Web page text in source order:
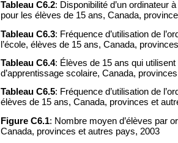
Tableau C6.2: Disponibilité d’un ordinateur
pour les élèves de 15 ans, Canada,
Tableau C6.3: Fréquence d’utilisation de
l’école, élèves de 15 ans, Canada,
Tableau C6.4: Élèves de 15 ans qui utilisent
d’apprentissage scolaire, Canada,
Tableau C6.5: Fréquence d’utilisation de
élèves de 15 ans, Canada, provinces et
Figure C6.1: Nombre moyen d’élèves par
Canada, provinces et autres pays, 2003